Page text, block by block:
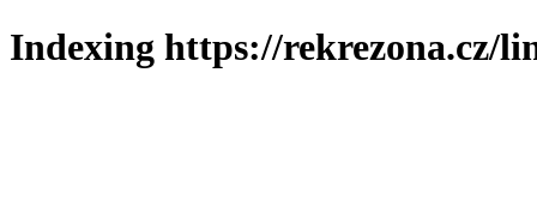
Indexing https://rekrezona.cz/